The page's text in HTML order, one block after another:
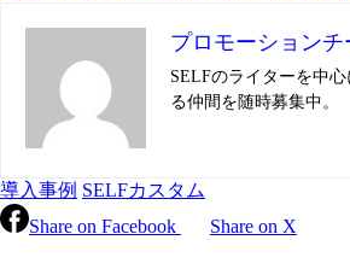
プロモーションチ
SELFのライターを中
る仲間を随時募集中。
導入事例 SELFカスタム
Share on Facebook
Share on X